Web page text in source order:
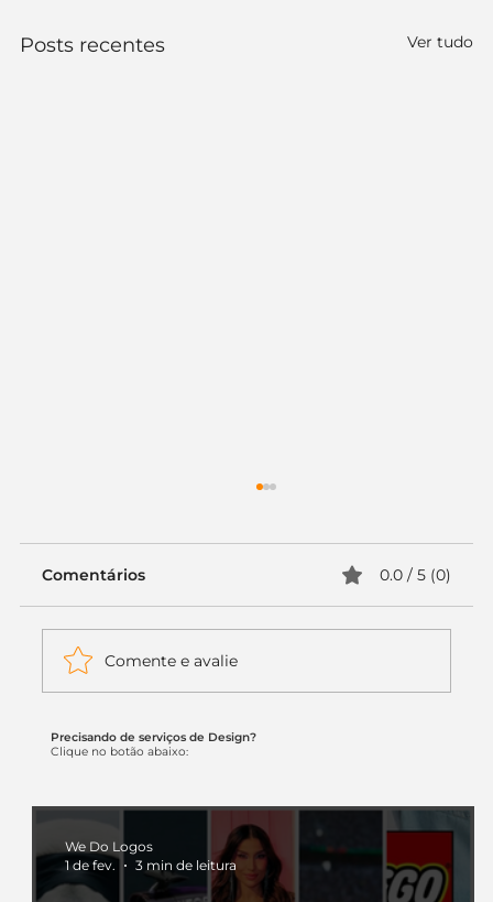
Precisando de serviços de Design?
Clique no botão abaixo:
We Do Logos
1 de fev.
3 min de leitura
Posts recentes Ver tudo
Itaú muda apenas duas letras da
começou.
Comentários 0.0 / 5 (0)
Comente e avalie